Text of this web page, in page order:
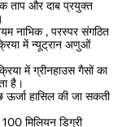
ताप और दाब प्रयुक्त
नाभिक , परस्पर संगठित
में न्यूट्रान अणुओं
में ग्रीनहाउस गैसों का
है।
ऊर्जा हासिल की जा सकती
मिलियन डिग्री